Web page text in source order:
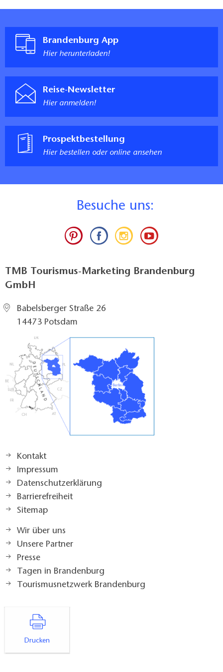
Brandenburg App
Hier herunterladen!
Reise-Newsletter
Hier anmelden!
Prospektbestellung
Hier bestellen oder online ansehen
Besuche uns:
TMB Tourismus-Marketing Brandenburg
GmbH
Babelsberger Straße 26
14473 Potsdam
Kontakt
Impressum
Datenschutzerklärung
Barrierefreiheit
Sitemap
Wir über uns
Unsere Partner
Presse
Tagen in Brandenburg
Tourismusnetzwerk Brandenburg
Drucken